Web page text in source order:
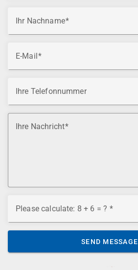
Ihr Nachname
E-Mail
Ihre Telefonnummer
Ihre Nachricht
Please calculate: 8 + 6 = ?
SEND MESSAGE